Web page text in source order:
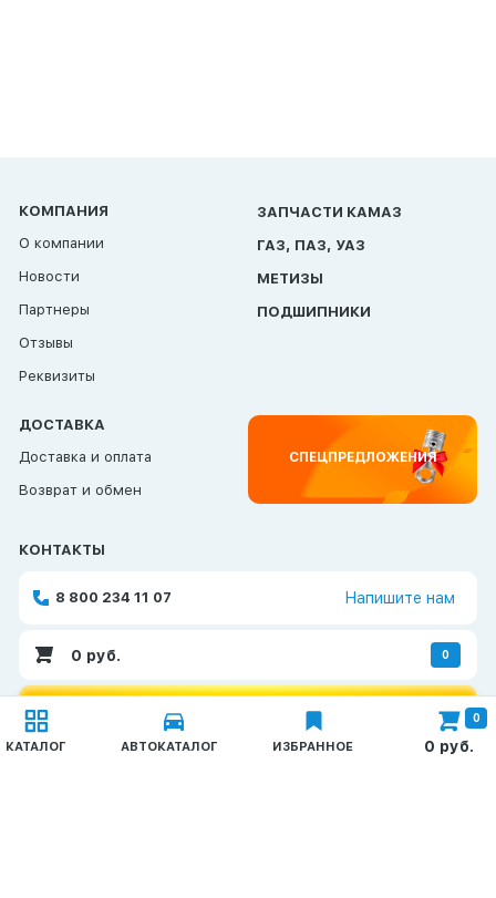
КОМПАНИЯ
О компании
Новости
Партнеры
Отзывы
Реквизиты
ЗАПЧАСТИ КАМАЗ
ГАЗ, ПАЗ, УАЗ
МЕТИЗЫ
ПОДШИПНИКИ
ДОСТАВКА
Доставка и оплата
Возврат и обмен
СПЕЦПРЕДЛОЖЕНИЯ
КОНТАКТЫ
8 800 234 11 07 Напишите нам
0 руб. 0
КАТАЛОГ АВТОКАТАЛОГ ИЗБРАННОЕ 0 руб.
0
Каталог